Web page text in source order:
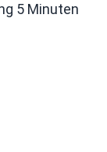
5 Minuten